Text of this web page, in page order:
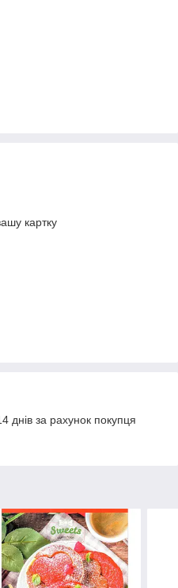
картку
днів за рахунок покупця